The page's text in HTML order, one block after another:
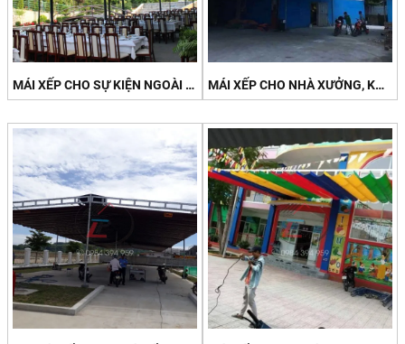
MÁI XẾP CHO SỰ KIỆN NGOÀI TRỜI MÁI XẾP CHO NHÀ XƯỞNG, KHU CÔNG NGHIỆP